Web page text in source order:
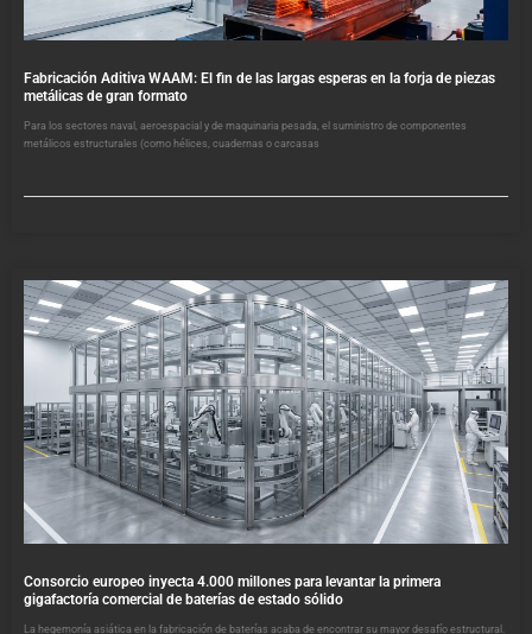
Fabricación Aditiva WAAM: El fin de las largas esperas en la forja de piezas
metálicas de gran formato
Para los sectores naval, aeroespacial y de maquinaria pesada, el suministro de componentes
metálicos estructurales (como hélices, cuadernas o carcasas
Consorcio europeo inyecta 4.000 millones para levantar la primera
gigafactoría comercial de baterías de estado sólido
La hegemonía asiática en la fabricación de baterías acaba de encontrar su mayor desafío estructural.